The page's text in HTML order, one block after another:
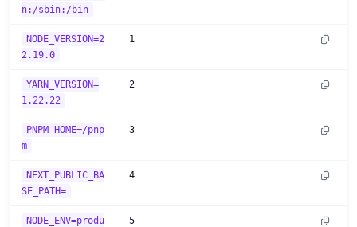
n:/sbin:/bin
NODE_VERSION=2
2.19.0
1
YARN_VERSION=
1.22.22
2
PNPM_HOME=/pnp
m
3
NEXT_PUBLIC_BA
SE_PATH=
4
NODE_ENV=produ
5